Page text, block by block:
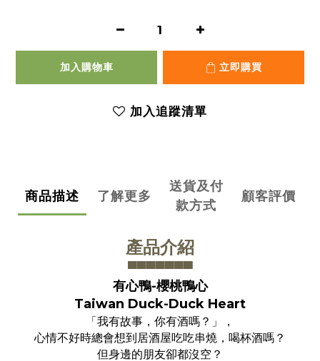
加入購物車 立即購買
加入追蹤清單
商品描述 了解更多
送貨及付
款方式
顧客評價
產品介紹
▀▀▀▀▀▀▀
有心鴨-櫻桃鴨心
Taiwan Duck-Duck Heart
「我有故事，你有酒嗎？」，
心情不好時總會想到居酒屋吃吃串燒，喝杯酒嗎？
但身邊的朋友卻都沒空？